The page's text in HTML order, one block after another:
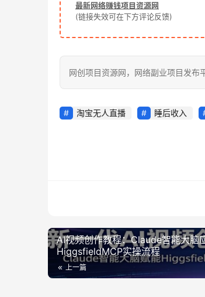
最新网络赚钱项目资源网
(链接失效可在下方评论反馈)
网创项目资源网，网络副业项目发
淘宝无人直播 睡后收入
AI视频创作教程：Claude智能大脑
HiggsfieldMCP实操流程
上一篇